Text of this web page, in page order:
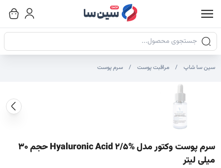
جستجوی محصولات
سین سا شاپ مراقبت پوست سرم پوست
سرم پوست وکتور مدل Hyaluronic Acid 2/5% حجم 30
میلی لیتر
تصاویر محصول
تصویر شاخص محصول
سایر تصاویر محصول - تصاویر بندانگشتی